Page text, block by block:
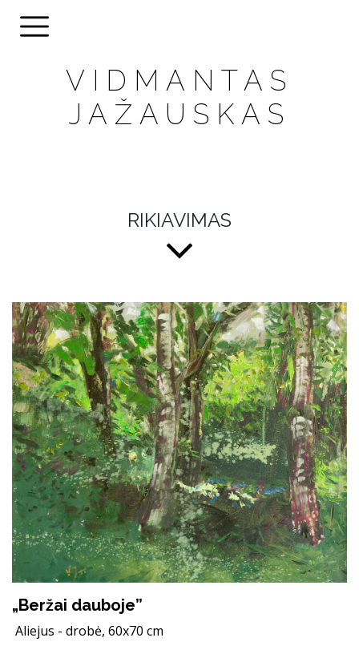
VIDMANTAS
JAŽAUSKAS
RIKIAVIMAS
„Beržai dauboje”
Aliejus - drobė, 60x70 cm